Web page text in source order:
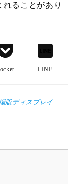
ることがあり
LINE
版ディスプレイ